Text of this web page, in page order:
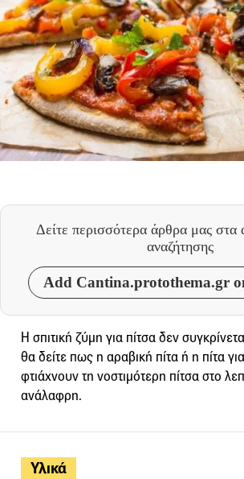
Δείτε περισσότερα άρθρα μας στα
αναζήτησης
Add Cantina.protothema.gr
Υλικά
Η σπιτική ζύμη για πίτσα δεν
θα δείτε πως η αραβική πίτα ή η πίτα
φτιάχνουν τη νοστιμότερη πίτσα στο
ανάλαφρη.